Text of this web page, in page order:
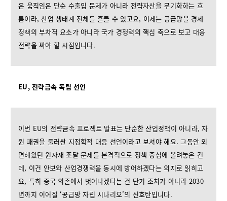
은 움직임은 단순 수출입 문제가 아니라 전략자산을 무기화하는 흐
름이라, 산업 생태계 전체를 흔들 수 있고요, 이제는 공급망을 경제
정책의 부차적 요소가 아니라 국가 경쟁력의 핵심 축으로 보고 대응
전략을 짜야 할 시점입니다.
EU, 전략금속 독립 선언
이번 EU의 전략금속 프로젝트 발표는 단순한 산업정책이 아니라, 자
원 패권을 둘러싼 지정학적 대응 선언이라고 보셔야 해요. 그동안 외
면해왔던 원자재 조달 문제를 본격적으로 정책 중심에 올려놓은 건
데, 이건 안보와 산업경쟁력을 동시에 방어하겠다는 의지로 읽히고
요, 특히 중국 의존에서 벗어나겠다는 건 단기 조치가 아니라 2030
년까지 이어질 ‘공급망 자립 시나리오’의 신호탄입니다.